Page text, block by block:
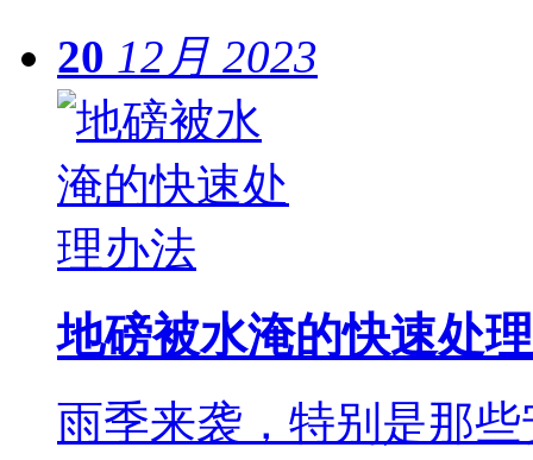
20 12月 2023
地磅被水淹的快速处
雨季来袭，特别是那